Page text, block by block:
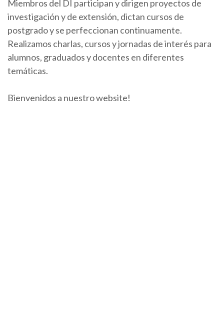
Miembros del DI participan y dirigen proyectos de
investigación y de extensión, dictan cursos de
postgrado y se perfeccionan continuamente.
Realizamos charlas, cursos y jornadas de interés para
alumnos, graduados y docentes en diferentes
temáticas.
Bienvenidos a nuestro website!